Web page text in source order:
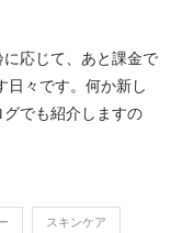
応じて、あと課金で
日々です。何か新し
でも紹介しますの
スキンケア